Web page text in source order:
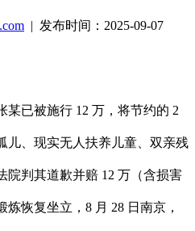
| 发布时间：2025-09-07
已被施行 12 万，将节约的 2
儿、现实无人扶养儿童、双亲残
院判其道歉并赔 12 万（含损害
恢复坐立，8 月 28 日南京，